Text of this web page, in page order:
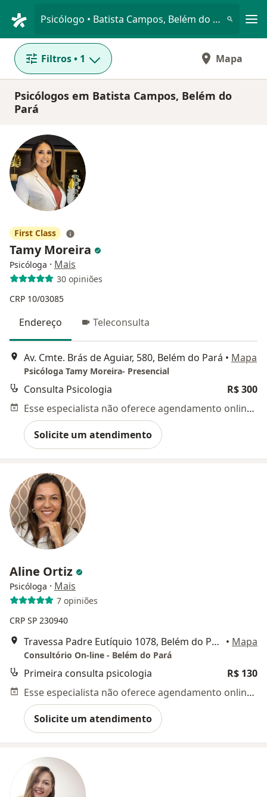
Psicólogo • Batista Campos, Belém do Pará, Pará PA
Filtros• 1 Mapa
Psicólogos em Batista Campos, Belém do
Pará
First Class
Tamy Moreira
Psicóloga · Mais
30 opiniões
CRP 10/03085
Endereço Teleconsulta
Av. Cmte. Brás de Aguiar, 580, Belém do Pará • Mapa
Psicóloga Tamy Moreira- Presencial
Consulta Psicologia
R$ 300
Esse especialista não oferece agendamento online para esse endereço.
Solicite um atendimento
Aline Ortiz
Psicóloga · Mais
7 opiniões
CRP SP 230940
Travessa Padre Eutíquio 1078, Belém do Pará • Mapa
Consultório On-line - Belém do Pará
Primeira consulta psicologia
R$ 130
Esse especialista não oferece agendamento online para esse endereço.
Solicite um atendimento